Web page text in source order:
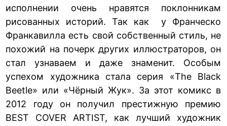
исполнении очень нравятся поклонникам
рисованных историй. Так как у Франческо
Франкавилла есть свой собственный стиль, не
похожий на почерк других иллюстраторов, он
стал узнаваем и даже знаменит. Особым
успехом художника стала серия «The Black
Beetle» или «Чёрный Жук». За этот комикс в
2012 году он получил престижную премию
BEST COVER ARTIST, как лучший художник